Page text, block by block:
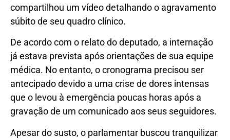
compartilhou um vídeo detalhando o agravamento
súbito de seu quadro clínico.
De acordo com o relato do deputado, a internação
já estava prevista após orientações de sua equipe
médica. No entanto, o cronograma precisou ser
antecipado devido a uma crise de dores intensas
que o levou à emergência poucas horas após a
gravação de um comunicado aos seus seguidores.
Apesar do susto, o parlamentar buscou tranquilizar